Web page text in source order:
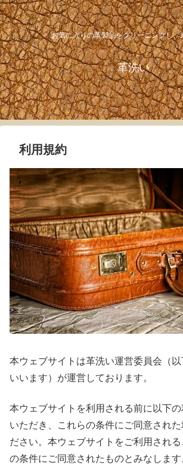
お気に入りの革製品をクリーニングし、
革洗い
利用規約
本ウェブサイトは革洗い運営委員会（
いいます）が運営しております。
本ウェブサイトを利用される前に以下
いただき、これらの条件にご同意された
ださい。本ウェブサイトをご利用され
の条件にご同意されたものとみなしま